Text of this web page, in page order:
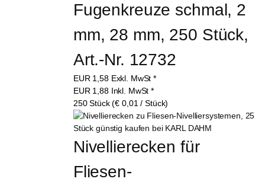
Fugenkreuze schmal, 2
mm, 28 mm, 250 Stück,
Art.-Nr. 12732
EUR 1,58 Exkl. MwSt *
EUR 1,88 Inkl. MwSt *
250 Stück (€ 0,01 / Stück)
Nivellierecken für
Fliesen-